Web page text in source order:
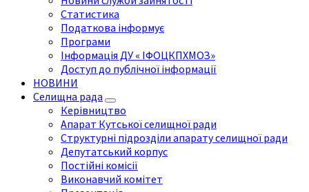
Статистика
Податкова інформує
Програми
Інформація ДУ « ІФОЦКПХМОЗ»
Доступ до публічної інформації
НОВИНИ
Селищна рада
Керівництво
Апарат Кутської селищної ради
Структурні підрозділи апарату селищної ради
Депутатський корпус
Постійні комісії
Виконавчий комітет